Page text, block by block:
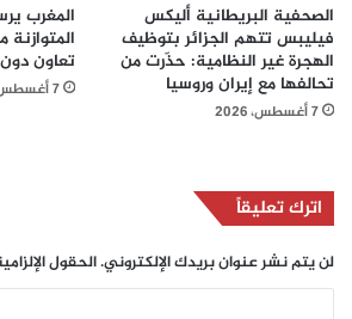
الصحفية البريطانية أليكس
فيليبس تتهم الجزائر بتوظيف
الهجرة غير النظامية: حذّرت من
تحالفها مع إيران وروسيا
7 أغسطس، 2026
المغرب
المتوازنة
تعاون
7 أغسطس، 2026
اترك تعليقاً
لن يتم نشر عنوان بريدك الإلكتروني.الحقول